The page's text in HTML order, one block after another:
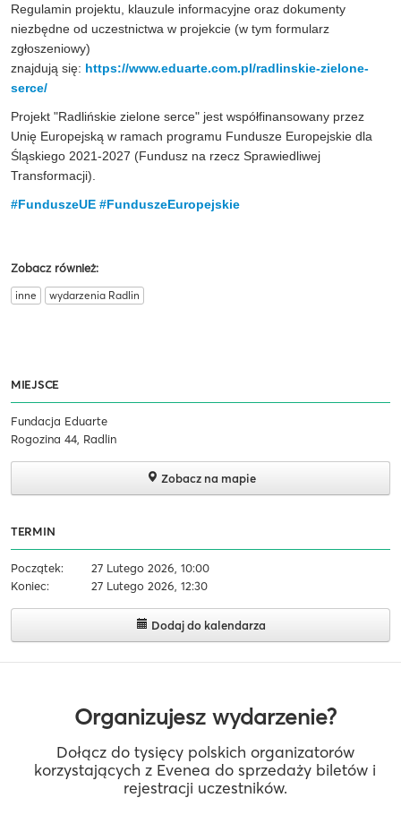
Regulamin projektu, klauzule informacyjne oraz dokumenty
niezbędne od uczestnictwa w projekcie (w tym formularz
zgłoszeniowy)
znajdują się: https://www.eduarte.com.pl/radlinskie-zielone-
serce/
Projekt "Radlińskie zielone serce" jest współfinansowany przez
Unię Europejską w ramach programu Fundusze Europejskie dla
Śląskiego 2021-2027 (Fundusz na rzecz Sprawiedliwej
Transformacji).
#FunduszeUE #FunduszeEuropejskie
Zobacz również:
inne wydarzenia Radlin
MIEJSCE
Fundacja Eduarte
Rogozina 44, Radlin
Zobacz na mapie
TERMIN
Początek:
27 Lutego 2026, 10:00
Koniec:
27 Lutego 2026, 12:30
Dodaj do kalendarza
Organizujesz wydarzenie?
Dołącz do tysięcy polskich organizatorów
korzystających z Evenea do sprzedaży biletów i
rejestracji uczestników.